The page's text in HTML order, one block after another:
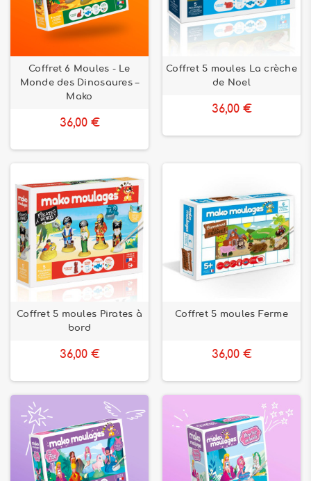
Coffret 6 Moules - Le
Monde des Dinosaures –
Mako
36,00 €
Coffret 5 moules La crèche
de Noel
36,00 €
Coffret 5 moules Pirates à
bord
36,00 €
Coffret 5 moules Ferme
36,00 €